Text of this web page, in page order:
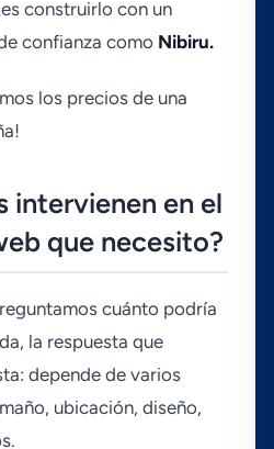
construirlo con un
confianza como Nibiru.
los precios de una
intervienen en el
que necesito?
cuánto podrí­a
la respuesta que
depende de varios
ubicación, diseño,